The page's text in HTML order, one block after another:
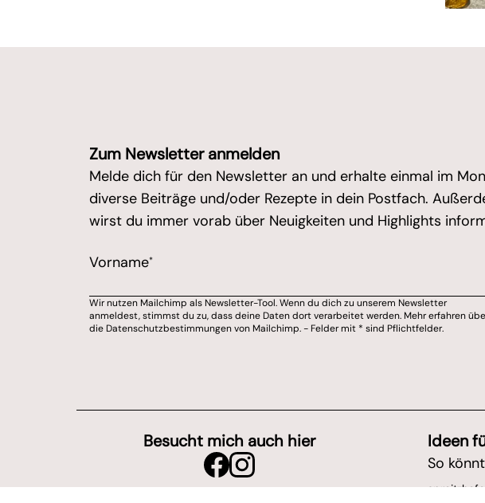
Zum Newsletter anmelden
Melde dich für den Newsletter an und erhalte einmal im
diverse Beiträge und/oder Rezepte in dein Postfach.
wirst du immer vorab über Neuigkeiten und Highlights
Vorname*
Bitte wähle aus, über welchen Kanal du von Marions
/* real people should not fill this in and expect good
Wir nutzen Mailchimp als Newsletter-Tool. Wenn du dich zu unserem Newsletter
anmeldest, stimmst du zu, dass deine Daten dort verarbeitet werden. Mehr erfahren
die Datenschutzbestimmungen von Mailchimp. - Felder mit * sind Pflichtfelder.
Besucht mich auch hier Ideen
So